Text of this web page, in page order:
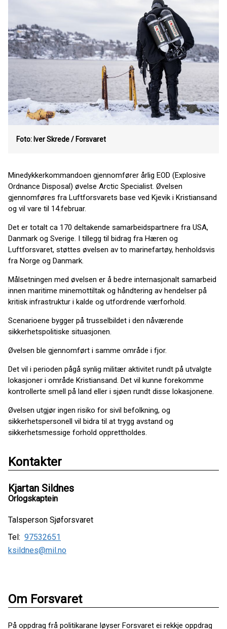
Foto: Iver Skrede / Forsvaret
Minedykkerkommandoen gjennomfører årlig EOD (Explosive
Ordnance Disposal) øvelse Arctic Specialist. Øvelsen
gjennomføres fra Luftforsvarets base ved Kjevik i Kristiansand
og vil vare til 14.februar.
Det er totalt ca 170 deltakende samarbeidspartnere fra USA,
Danmark og Sverige. I tillegg til bidrag fra Hæren og
Luftforsvaret, støttes øvelsen av to marinefartøy, henholdsvis
fra Norge og Danmark.
Målsetningen med øvelsen er å bedre internasjonalt samarbeid
innen maritime minemottiltak og håndtering av hendelser på
kritisk infrastruktur i kalde og utfordrende værforhold.
Scenarioene bygger på trusselbildet i den nåværende
sikkerhetspolitiske situasjonen.
Øvelsen ble gjennomført i samme område i fjor.
Det vil i perioden pågå synlig militær aktivitet rundt på utvalgte
lokasjoner i område Kristiansand. Det vil kunne forekomme
kontrollerte smell på land eller i sjøen rundt disse lokasjonene.
Øvelsen utgjør ingen risiko for sivil befolkning, og
sikkerhetspersonell vil bidra til at trygg avstand og
sikkerhetsmessige forhold opprettholdes.
Kontakter
Kjartan Sildnes
Orlogskaptein
Talsperson Sjøforsvaret
Tel: 97532651
ksildnes@mil.no
Om Forsvaret
På oppdrag frå politikarane løyser Forsvaret ei rekkje oppdrag